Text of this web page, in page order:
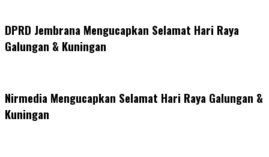
DPRD Jembrana Mengucapkan Selamat Hari Raya
Galungan & Kuningan
Nirmedia Mengucapkan Selamat Hari Raya Galungan &
Kuningan